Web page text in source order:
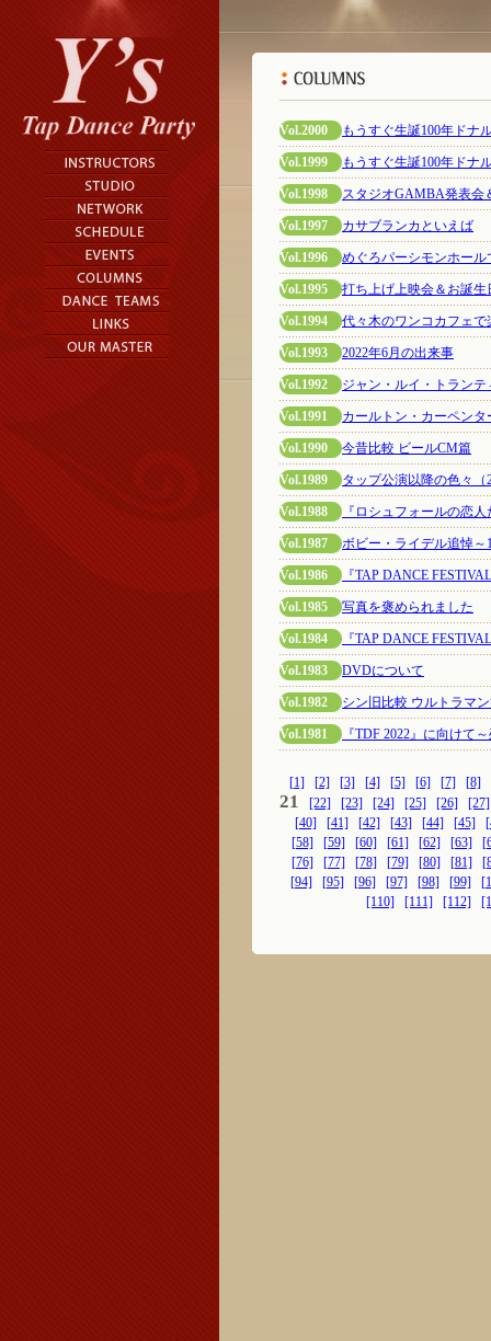
Vol.2000 もうすぐ生誕100年ドナ
Vol.1999 もうすぐ生誕100年ドナ
Vol.1998 スタジオGAMBA発表会
Vol.1997 カサブランカといえば
Vol.1996 めぐろパーシモンホール
Vol.1995 打ち上げ上映会＆お誕生
Vol.1994 代々木のワンコカフェで
Vol.1993 2022年6月の出来事
Vol.1992 ジャン・ルイ・トラン
Vol.1991 カールトン・カーペン
Vol.1990 今昔比較 ビールCM篇
Vol.1989 タップ公演以降の色々（
Vol.1988 『ロシュフォールの恋
Vol.1987 ボビー・ライデル追悼～
Vol.1986 『TAP DANCE
Vol.1985 写真を褒められました
Vol.1984 『TAP DANCE
Vol.1983 DVDについて
Vol.1982 シン旧比較 ウルトラマ
Vol.1981 『TDF 2022』に向けて
[1] [2] [3] [4] [5] [6] [7] [8]
21 [22] [23] [24] [25] [26]
[27]
[40]
[41] [42] [43] [44] [45]
[58]
[59] [60] [61] [62] [63]
[76]
[77] [78] [79] [80] [81]
[94]
[95] [96] [97] [98] [99]
[110]
[111] [112]